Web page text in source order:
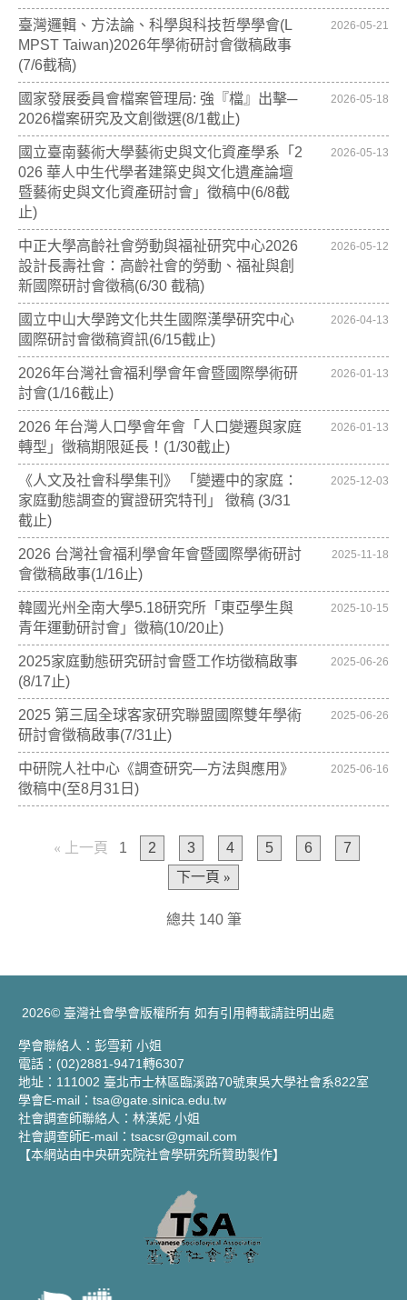
臺灣邏輯、方法論、科學與科技哲學學會(L
MPST Taiwan)2026年學術研討會徵稿啟事
(7/6截稿)
2026-05-21
國家發展委員會檔案管理局: 強『檔』出擊─
2026檔案研究及文創徵選(8/1截止)
2026-05-18
國立臺南藝術大學藝術史與文化資產學系「2
026 華人中生代學者建築史與文化遺產論壇
暨藝術史與文化資產研討會」徵稿中(6/8截
止)
2026-05-13
中正大學高齡社會勞動與福祉研究中心2026
設計長壽社會：高齡社會的勞動、福祉與創
新國際研討會徵稿(6/30 截稿)
2026-05-12
國立中山大學跨文化共生國際漢學研究中心
國際研討會徵稿資訊(6/15截止)
2026-04-13
2026年台灣社會福利學會年會暨國際學術研
討會(1/16截止)
2026-01-13
2026 年台灣人口學會年會「人口變遷與家庭
轉型」徵稿期限延長！(1/30截止)
2026-01-13
《人文及社會科學集刊》 「變遷中的家庭：
家庭動態調查的實證研究特刊」 徵稿 (3/31
截止)
2025-12-03
2026 台灣社會福利學會年會暨國際學術研討
會徵稿啟事(1/16止)
2025-11-18
韓國光州全南大學5.18研究所「東亞學生與
青年運動研討會」徵稿(10/20止)
2025-10-15
2025家庭動態研究研討會暨工作坊徵稿啟事
(8/17止)
2025-06-26
2025 第三屆全球客家研究聯盟國際雙年學術
研討會徵稿啟事(7/31止)
2025-06-26
中研院人社中心《調查研究—方法與應用》
徵稿中(至8月31日)
2025-06-16
« 上一頁 1 2 3 4 5 6 7
下一頁 »
總共 140 筆
2026© 臺灣社會學會版權所有 如有引用轉載請註明出處
學會聯絡人：彭雪莉 小姐
電話：(02)2881-9471轉6307
地址：111002 臺北市士林區臨溪路70號東吳大學社會系822室
學會E-mail：tsa@gate.sinica.edu.tw
社會調查師聯絡人：林漢妮 小姐
社會調查師E-mail：tsacsr@gmail.com
【本網站由中央研究院社會學研究所贊助製作】